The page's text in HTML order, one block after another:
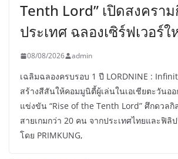
Tenth Lord” เปิดสงครา
ประเทศ ฉลองเซิร์ฟเวอร์ใ
08/08/2026 admin
เฉลิมฉลองครบรอบ 1 ปี LORDNINE :
สร้างสีสันให้คอมมูนิตี้ผู้เล่นในเอเชียตะวันออ
แข่งขัน “Rise of the Tenth Lord” ศึกดวล
สายเกมกว่า 20 คน จากประเทศไทยและฟิลิ
โดย PRIMKUNG,